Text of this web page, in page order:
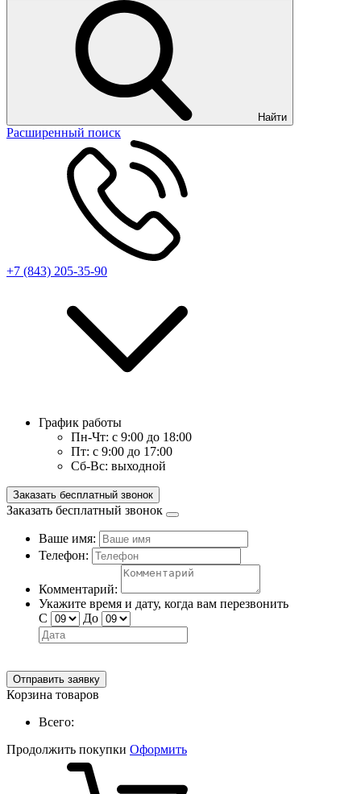
Найти
Расширенный поиск
+7 (843) 205-35-90
График работы
Пн-Чт: с 9:00 до 18:00
Пт: с 9:00 до 17:00
Сб-Вс: выходной
Заказать бесплатный звонок
Заказать бесплатный звонок
Ваше имя:
Телефон:
Комментарий:
Укажите время и дату, когда вам перезвонить
С
До
Отправить заявку
Корзина товаров
Всего:
Продолжить покупки Оформить